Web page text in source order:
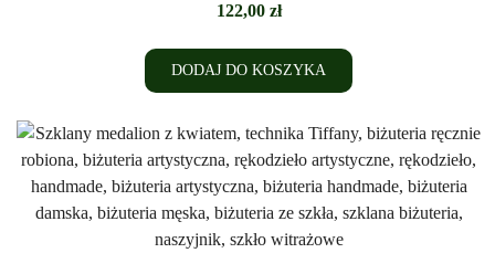
122,00 zł
DODAJ DO KOSZYKA